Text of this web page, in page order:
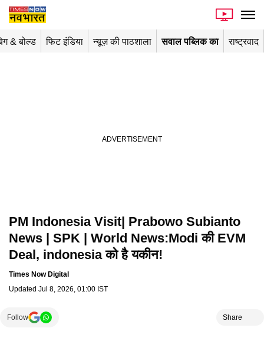
& बोल्ड फिट इंडिया न्यूज़ की पाठशाला सवाल पब्लिक का राष्ट्रवाद
PM Indonesia Visit| Prabowo Subianto
News | SPK | World News:Modi की EVM
Deal, indonesia को है यकीन!
Times Now Digital
Updated Jul 8, 2026, 01:00 IST
Follow Share